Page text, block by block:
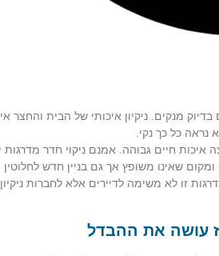
מנקים. ניקיון איכותי של הבית והחצר
נראה כל כך נקי.
חיים גבוהה. אמנם ניקוי חדר מדרגות
שאינו משופץ אך גם בניין חדש לחלוטין
זו לא משימה לדיירים אלא לחברות ניקיון
עושה את ההבדל